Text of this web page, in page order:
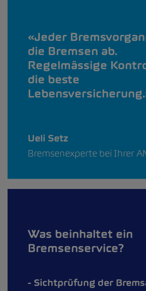
Jeder
die Bremsen ab.
Regelmässige
die beste
Lebensversicherung.
Ueli Setz
Bremsenexperte bei Ihrer
Was beinhaltet ein
Bremsenservice?
Sichtprüfung der